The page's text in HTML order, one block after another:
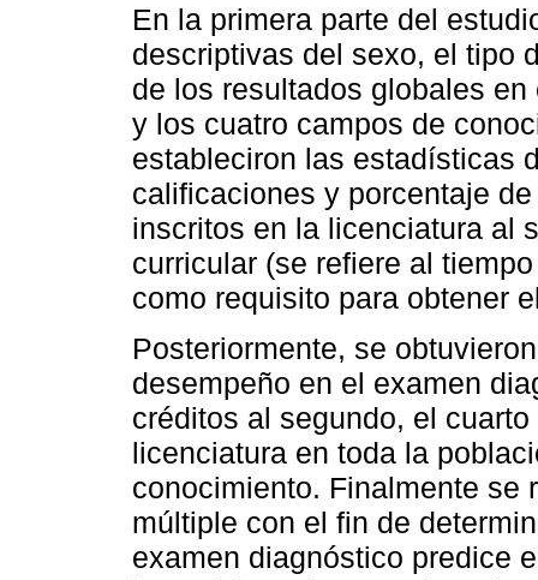
En la primera parte del
descriptivas del sexo, el tipo
de los resultados globales
y los cuatro campos de
estableciron las estadísticas
calificaciones y porcentaje
inscritos en la licenciatura al
curricular (se refiere al
como requisito para obtener
Posteriormente, se
desempeño en el examen
créditos al segundo, el
licenciatura en toda la
conocimiento. Finalmente se
múltiple con el fin de
examen diagnóstico predice